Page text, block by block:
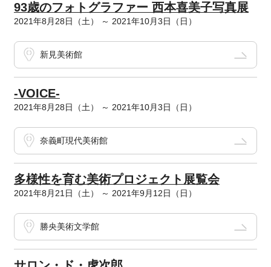
93歳のフォトグラファー 西本喜美子写真展
2021年8月28日（土） ～ 2021年10月3日（日）
新見美術館
-VOICE-
2021年8月28日（土） ～ 2021年10月3日（日）
奈義町現代美術館
多様性を育む美術プロジェクト展覧会
2021年8月21日（土） ～ 2021年9月12日（日）
勝央美術文学館